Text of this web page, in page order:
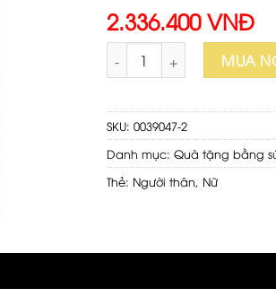
2.336.400 VNĐ
Đĩa sứ đắp nổi, chủ đề Gà
MUA
SKU: 0039047-2
Danh mục: Quà tặng bằng
Thẻ: Người thân, Nữ